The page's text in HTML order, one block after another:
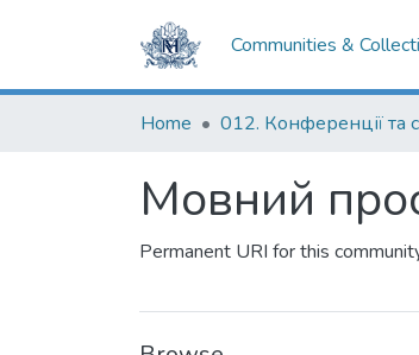
Communities &
Home
Мовний
Permanent URI for this